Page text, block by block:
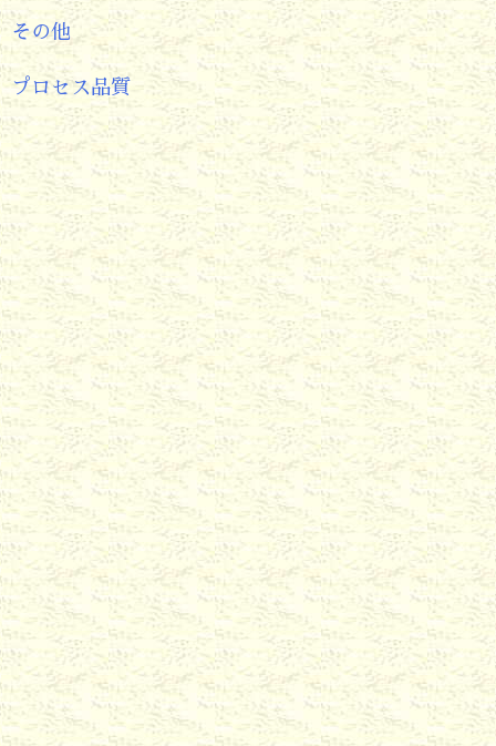
その他
プロセス品質